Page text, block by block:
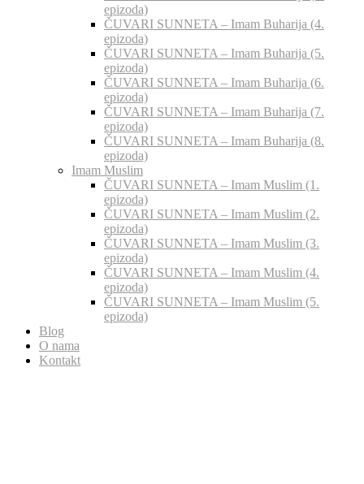
epizoda)
ČUVARI SUNNETA – Imam Buharija (4.
epizoda)
ČUVARI SUNNETA – Imam Buharija (5.
epizoda)
ČUVARI SUNNETA – Imam Buharija (6.
epizoda)
ČUVARI SUNNETA – Imam Buharija (7.
epizoda)
ČUVARI SUNNETA – Imam Buharija (8.
epizoda)
Imam Muslim
ČUVARI SUNNETA – Imam Muslim (1.
epizoda)
ČUVARI SUNNETA – Imam Muslim (2.
epizoda)
ČUVARI SUNNETA – Imam Muslim (3.
epizoda)
ČUVARI SUNNETA – Imam Muslim (4.
epizoda)
ČUVARI SUNNETA – Imam Muslim (5.
epizoda)
Blog
O nama
Kontakt